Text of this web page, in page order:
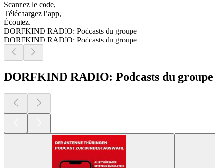
Scannez le code,
Téléchargez l’app,
Écoutez.
DORFKIND RADIO: Podcasts du groupe
DORFKIND RADIO: Podcasts du groupe
DORFKIND RADIO: Podcasts du groupe